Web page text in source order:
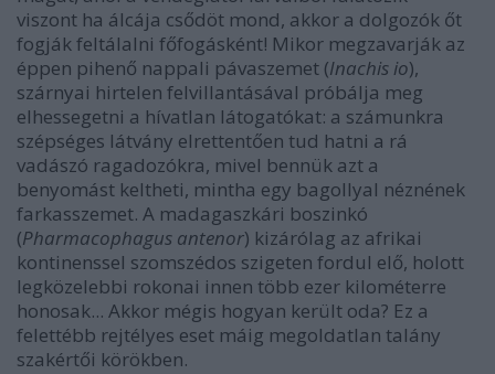
viszont ha álcája csődöt mond, akkor a dolgozók őt
fogják feltálalni főfogásként! Mikor megzavarják az
éppen pihenő nappali pávaszemet (Inachis io),
szárnyai hirtelen felvillantásával próbálja meg
elhessegetni a hívatlan látogatókat: a számunkra
szépséges látvány elrettentően tud hatni a rá
vadászó ragadozókra, mivel bennük azt a
benyomást keltheti, mintha egy bagollyal néznének
farkasszemet. A madagaszkári boszinkó
(Pharmacophagus antenor) kizárólag az afrikai
kontinenssel szomszédos szigeten fordul elő, holott
legközelebbi rokonai innen több ezer kilométerre
honosak... Akkor mégis hogyan került oda? Ez a
felettébb rejtélyes eset máig megoldatlan talány
szakértői körökben.